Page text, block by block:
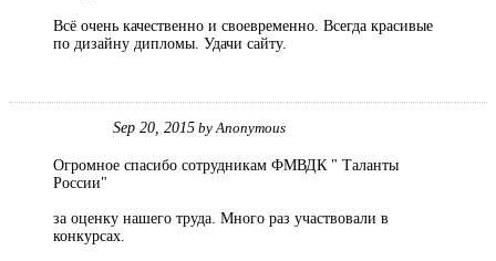
Всё очень качественно и своевременно. Всегда красивые
по дизайну дипломы. Удачи сайту.
Sep 20, 2015 by Anonymous
Огромное спасибо сотрудникам ФМВДК " Таланты
России"
за оценку нашего труда. Много раз участвовали в
конкурсах.